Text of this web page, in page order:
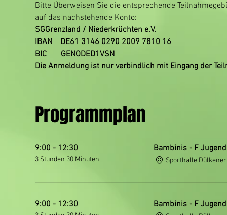
Bitte Überweisen Sie die entsprechende
auf das nachstehende Konto:
SGGrenzland / Niederkrüchten e.V.
IBAN    DE61 3146 0290 2009 7810 16
BIC       GENODED1VSN
Die Anmeldung ist nur verbindlich mit Eingang der
Programmplan
9:00 - 12:30
3 Stunden 30 Minuten
Bambinis - F
Sporthalle
9:00 - 12:30 Bambinis - F